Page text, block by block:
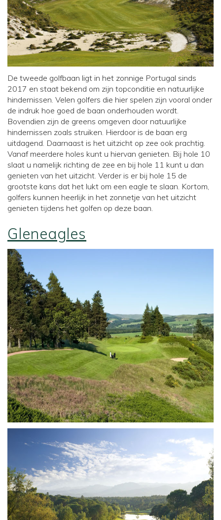
De tweede golfbaan ligt in het zonnige Portugal sinds
2017 en staat bekend om zijn topconditie en natuurlijke
hindernissen. Velen golfers die hier spelen zijn vooral onder
de indruk hoe goed de baan onderhouden wordt.
Bovendien zijn de greens omgeven door natuurlijke
hindernissen zoals struiken. Hierdoor is de baan erg
uitdagend. Daarnaast is het uitzicht op zee ook prachtig.
Vanaf meerdere holes kunt u hiervan genieten. Bij hole 10
slaat u namelijk richting de zee en bij hole 11 kunt u dan
genieten van het uitzicht. Verder is er bij hole 15 de
grootste kans dat het lukt om een eagle te slaan. Kortom,
golfers kunnen heerlijk in het zonnetje van het uitzicht
genieten tijdens het golfen op deze baan.
Gleneagles